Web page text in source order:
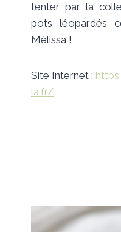
tenter par la
pots léopardés
Mélissa !
Site Internet :
la.fr/